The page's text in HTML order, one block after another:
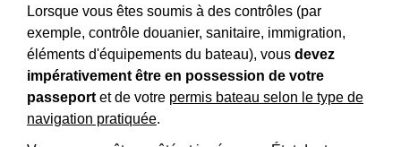
Lorsque vous êtes soumis à des contrôles (par
exemple, contrôle douanier, sanitaire, immigration,
éléments d'équipements du bateau), vous devez
impérativement être en possession de votre
passeport et de votre permis bateau selon le type de
navigation pratiquée.